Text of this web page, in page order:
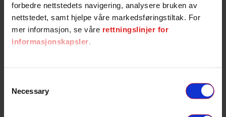
forbedre nettstedets navigering, analysere bruken av
nettstedet, samt hjelpe våre markedsføringstiltak. For
mer informasjon, se våre rettningslinjer for
informasjonskapsler
Selection
Necessary
Spesifikasjoner
Løft bilen trygt og enkelt med denne
brukes til de fleste personbiler. Garasjejekken har